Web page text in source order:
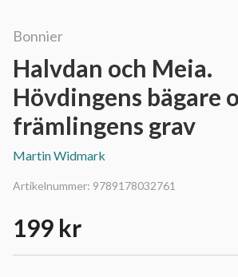
Bonnier
Halvdan och Meia.
Hövdingens bägare
främlingens grav
Martin Widmark
Artikelnummer: 9789178032761
199 kr